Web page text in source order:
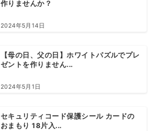
作りませんか？
2024年5月14日
【母の日、父の日】ホワイトパズルでプレ
ゼントを作りません...
2024年5月1日
セキュリティコード保護シール カードの
おまもり 18片入...